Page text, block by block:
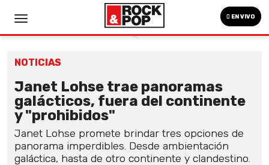
EN VIVO
NOTICIAS
Janet Lohse trae panoramas
galácticos, fuera del continente
y "prohibidos"
Janet Lohse promete brindar tres opciones de
panorama imperdibles. Desde ambientación
galáctica, hasta de otro continente y clandestino.